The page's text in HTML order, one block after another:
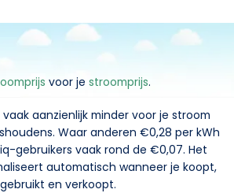
voor je stroomprijs.
aanzienlijk minder voor je stroom
Waar anderen €0,28 per kWh
gebruikers vaak rond de €0,07. Het
automatisch wanneer je koopt,
gebruikt en verkoopt.